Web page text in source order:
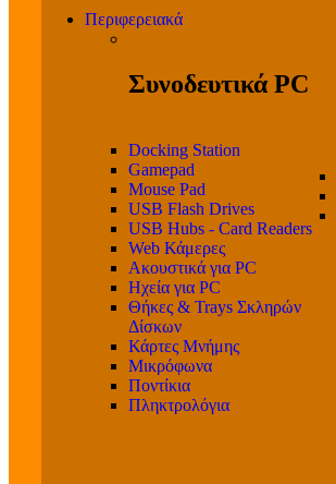
Περιφερειακά
Συνοδευτικά PC
Docking Station
Gamepad
Mouse Pad
USB Flash Drives
USB Hubs - Card Readers
Web Κάμερες
Ακουστικά για PC
Ηχεία για PC
Θήκες & Trays Σκληρών
Δίσκων
Κάρτες Μνήμης
Μικρόφωνα
Ποντίκια
Πληκτρολόγια